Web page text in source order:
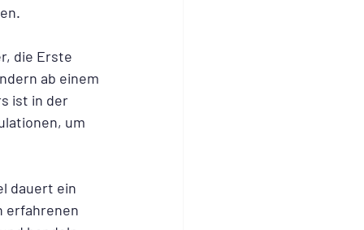
die Erste
ab einem
ist in der
um
dauert ein
erfahrenen